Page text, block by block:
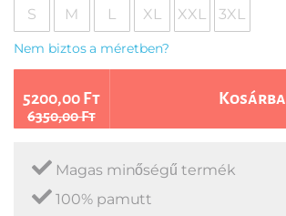
S M L XL XXL 3XL
Nem biztos a méretben?
5200,00 Ft
6350,00 Ft
Kosárba
Magas minőségű termék
100% pamutt